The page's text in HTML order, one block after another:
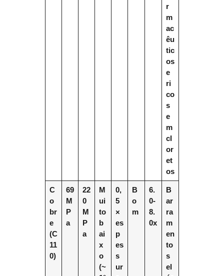
r
m
ac
êu
tic
os
e
ri
co
s
e
m
cl
or
et
os
C
o
br
e
(C
11
0)
69
M
P
a
22
0
M
P
a
M
ui
to
b
ai
x
o
(~
0,
5
×
es
p
es
s
ur
B
o
m
6.
0-
8.
0x
B
ar
ra
m
en
to
s
el